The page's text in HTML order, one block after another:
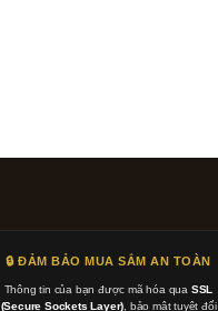
🔒 ĐẢM BẢO MUA SẮM AN TOÀN
Thông tin của bạn được mã hóa qua SSL
(Secure Sockets Layer), bảo mật tuyệt đối